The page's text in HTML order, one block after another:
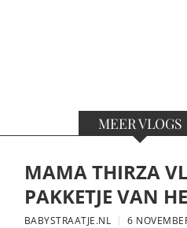
MEER VLOGS
MAMA THIRZA
PAKKETJE VAN
BABYSTRAATJE.NL 6